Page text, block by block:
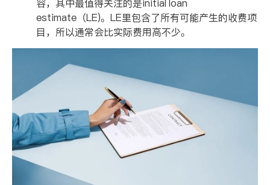
容，其中最值得关注的是initial loan
estimate （LE)。 LE里包含了所有可能产生的收费项
目，所以通常会比实际费用高不少。